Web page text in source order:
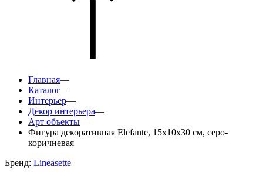
Главная—
Каталог—
Интерьер—
Декор интерьера—
Арт объекты—
Фигура декоративная Elefante, 15x10x30 см, серо-
коричневая
Бренд: Lineasette